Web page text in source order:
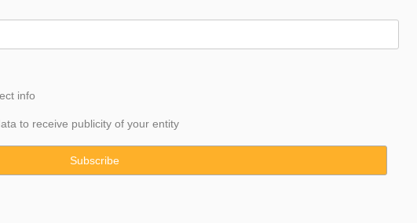
info
to receive publicity of your entity